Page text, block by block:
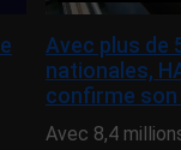
Avec plus de
nationales,
confirme son
Avec 8,4